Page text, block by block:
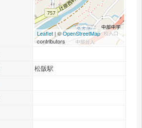
Leaflet | ©OpenStreetMap
contributors
松阪駅